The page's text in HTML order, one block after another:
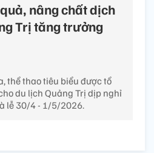
nâng chất dịch
Trị tăng trưởng
thể thao tiêu biểu được tổ
du lịch Quảng Trị dịp nghỉ
lễ 30/4 - 1/5/2026.